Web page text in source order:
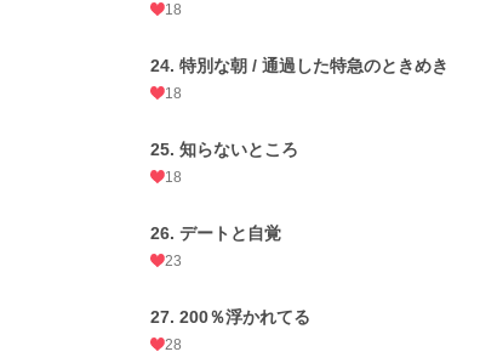
18
24. 特別な朝 / 通過した特急のときめき
18
25. 知らないところ
18
26. デートと自覚
23
27. 200％浮かれてる
28